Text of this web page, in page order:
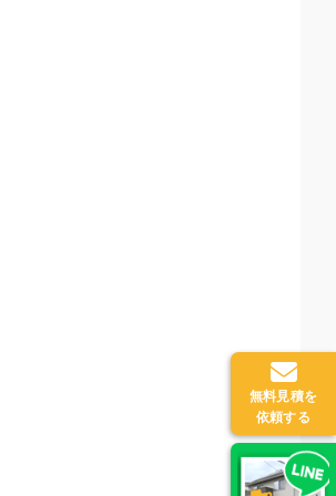
無料見積を
依頼する